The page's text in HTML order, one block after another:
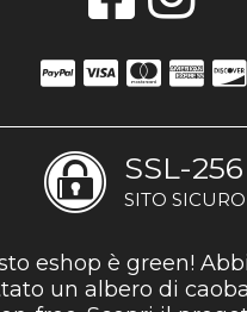
SSL-256
SITO SICURO
eshop è green!
un albero di